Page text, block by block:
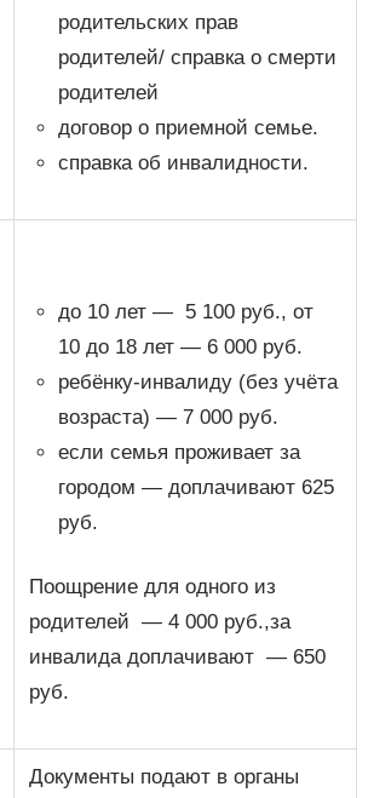
родительских прав
родителей/ справка о смерти
родителей
договор о приемной семье.
справка об инвалидности.
до 10 лет — 5 100 руб., от
10 до 18 лет — 6 000 руб.
ребёнку-инвалиду (без учёта
возраста) — 7 000 руб.
если семья проживает за
городом — доплачивают 625
руб.
Поощрение для одного из
родителей — 4 000 руб.,за
инвалида доплачивают — 650
руб.
Документы подают в органы